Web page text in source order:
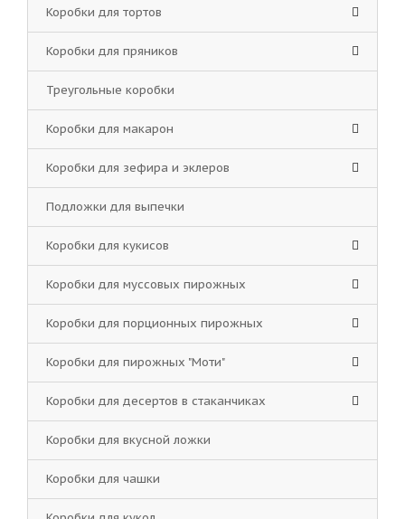
Коробки для тортов
Коробки для пряников
Треугольные коробки
Коробки для макарон
Коробки для зефира и эклеров
Подложки для выпечки
Коробки для кукисов
Коробки для муссовых пирожных
Коробки для порционных пирожных
Коробки для пирожных "Моти"
Коробки для десертов в стаканчиках
Коробки для вкусной ложки
Коробки для чашки